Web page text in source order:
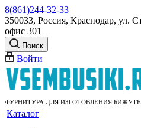
8(861)244-32-33
350033, Россия, Краснодар, ул.
офис 301
Поиск
Войти
ФУРНИТУРА ДЛЯ ИЗГОТОВЛЕНИЯ
Каталог